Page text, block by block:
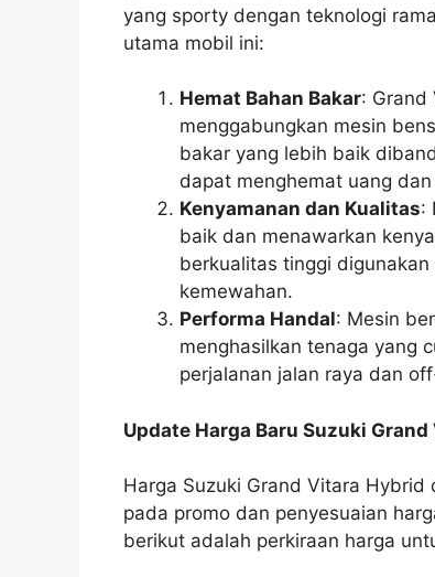
yang sporty dengan teknologi
utama mobil ini:
Hemat Bahan Bakar: Grand
menggabungkan mesin
bakar yang lebih baik
dapat menghemat uang
Kenyamanan dan Kualitas:
baik dan menawarkan
berkualitas tinggi
kemewahan.
Performa Handal: Mesin
menghasilkan tenaga yang
perjalanan jalan raya dan
Update Harga Baru Suzuki
Harga Suzuki Grand Vitara
pada promo dan penyesuaian
berikut adalah perkiraan harga